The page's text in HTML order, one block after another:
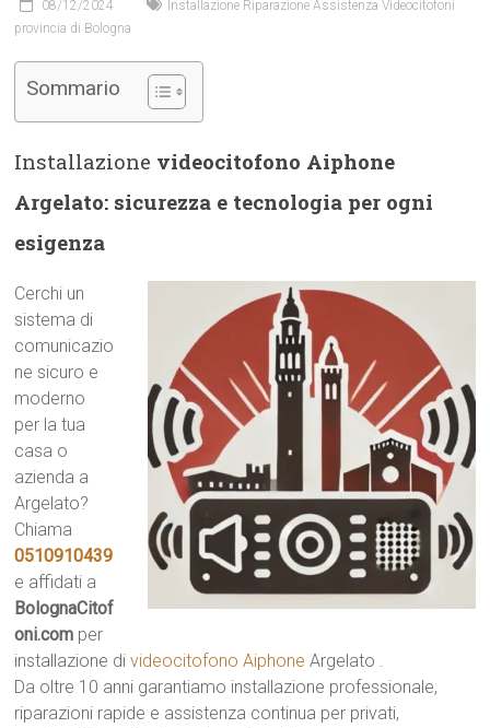
08/12/2024
Installazione Riparazione Assistenza Videocitofoni
provincia di Bologna
Sommario
Installazione videocitofono Aiphone
Argelato: sicurezza e tecnologia per ogni
esigenza
Cerchi un
sistema di
comunicazio
ne sicuro e
moderno
per la tua
casa o
azienda a
Argelato?
Chiama
0510910439
e affidati a
BolognaCitof
oni.com per
installazione divideocitofono Aiphone Argelato .
Da oltre 10 anni garantiamo installazione professionale,
riparazioni rapide e assistenza continua per privati,